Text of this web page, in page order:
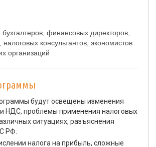
финансовых директоров,
налоговых консультантов, экономистов
организаций
будут освещены изменения
НДС, проблемы применения налоговых
ситуациях, разъяснения
РФ.
налога на прибыль, сложные